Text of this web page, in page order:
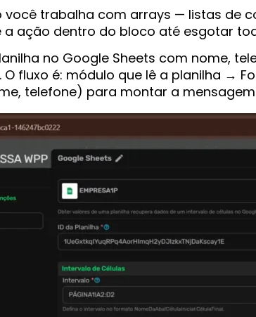
trabalha com arrays — listas de
ação dentro do bloco até esgotar
no Google Sheets com nome,
fluxo é: módulo que lê a planilha →
telefone) para montar a mensagem